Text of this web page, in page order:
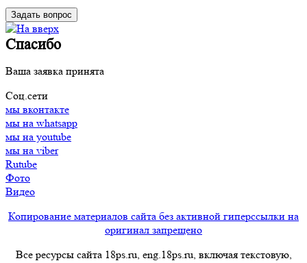
Спасибо
Ваша заявка принята
Соц.сети
мы вконтакте
мы на whatsapp
мы на youtube
мы на viber
Rutube
Фото
Видео
Копирование материалов сайта без активной гиперссылки на
оригинал запрещено
Все ресурсы сайта 18ps.ru, eng.18ps.ru, включая текстовую,